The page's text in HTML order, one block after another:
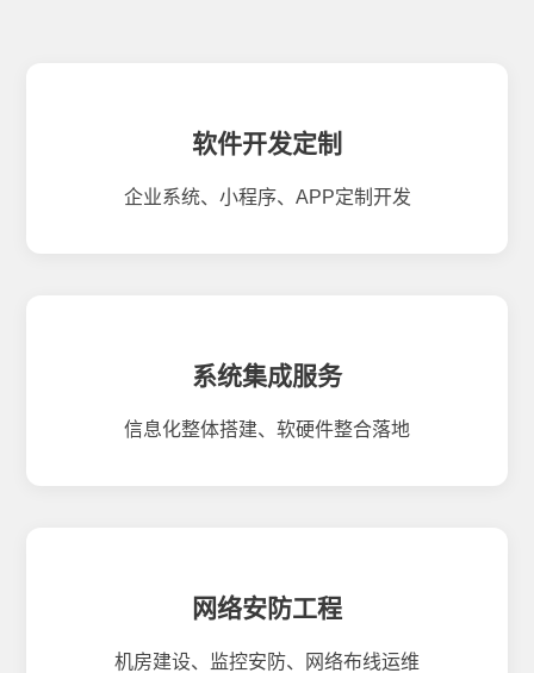
软件开发定制
企业系统、小程序、APP定制开发
系统集成服务
信息化整体搭建、软硬件整合落地
网络安防工程
机房建设、监控安防、网络布线运维